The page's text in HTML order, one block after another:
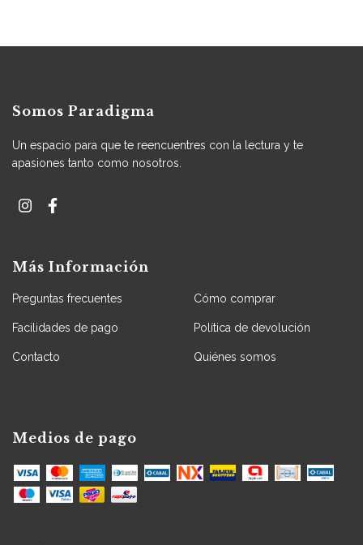
Somos Paradigma
Un espacio para que te reencuentres con la lectura y te
apasiones tanto como nosotros.
Más Información
Preguntas frecuentes Cómo comprar
Facilidades de pago Política de devolución
Contacto Quiénes somos
Medios de pago